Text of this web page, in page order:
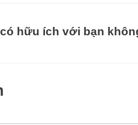
hữu ích với bạn